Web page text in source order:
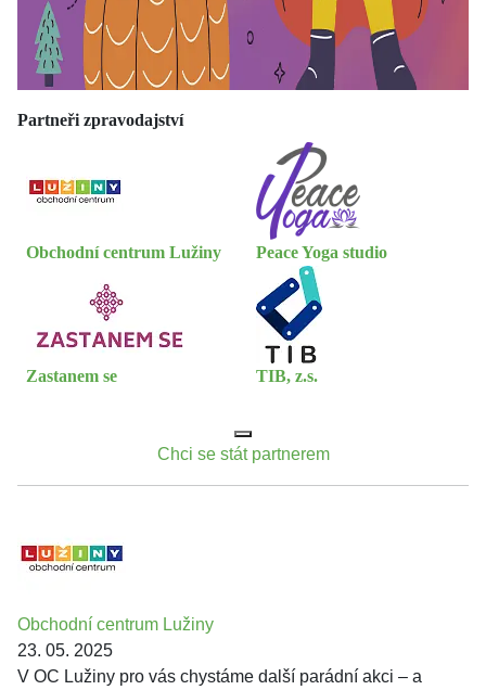
Partneři zpravodajství
Obchodní centrum Lužiny Peace Yoga studio
Zastanem se TIB, z.s.
Chci se stát partnerem
Obchodní centrum Lužiny
23. 05. 2025
V OC Lužiny pro vás chystáme další parádní akci – a